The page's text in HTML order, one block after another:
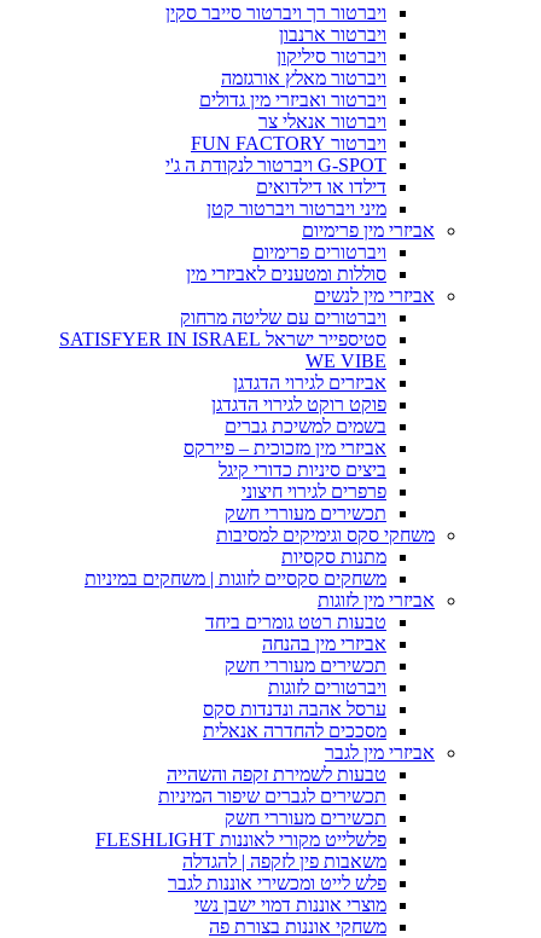
ויברטור רך ויברטור סייבר סקין
ויברטור ארנבון
ויברטור סיליקון
ויברטור מאלץ אורגזמה
ויברטור ואביזרי מין גדולים
ויברטור אנאלי צר
ויברטור FUN FACTORY
G-SPOT ויברטור לנקודת ה ג'י
דילדו או דילדואים
מיני ויברטור ויברטור קטן
אביזרי מין פרימיום
ויברטורים פרימיום
סוללות ומטענים לאביזרי מין
אביזרי מין לנשים
ויברטורים עם שליטה מרחוק
סטיספייר ישראל SATISFYER IN ISRAEL
WE VIBE
אביזרים לגירוי הדגדגן
פוקט רוקט לגירוי הדגדגן
בשמים למשיכת גברים
אביזרי מין מזכוכית – פיירקס
ביצים סיניות כדורי קיגל
פרפרים לגירוי חיצוני
תכשירים מעוררי חשק
משחקי סקס וגימיקים למסיבות
מתנות סקסיות
משחקים סקסיים לזוגות | משחקים במיניות
אביזרי מין לזוגות
טבעות רטט גומרים ביחד
אביזרי מין בהנחה
תכשירים מעוררי חשק
ויברטורים לזוגות
ערסל אהבה ונדנדות סקס
מסככים להחדרה אנאלית
אביזרי מין לגבר
טבעות לשמירת זקפה והשהייה
תכשירים לגברים שיפור המיניות
תכשירים מעוררי חשק
פלשלייט מקורי לאוננות FLESHLIGHT
משאבות פין לזקפה | להגדלה
פלש לייט ומכשירי אוננות לגבר
מוצרי אוננות דמוי ישבן נשי
משחקי אוננות בצורת פה